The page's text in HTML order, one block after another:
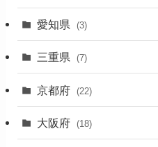
(11)
(4)
(4)
愛知県 (3)
三重県 (7)
京都府 (22)
大阪府 (18)